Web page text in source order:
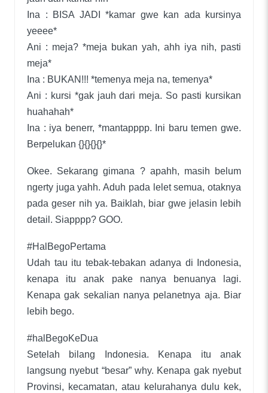
Ina : BISA JADI *kamar gwe kan ada kursinya
yeeee*
Ani : meja? *meja bukan yah, ahh iya nih, pasti
meja*
Ina : BUKAN!!! *temenya meja na, temenya*
Ani : kursi *gak jauh dari meja. So pasti kursikan
huahahah*
Ina : iya benerr, *mantapppp. Ini baru temen gwe.
Berpelukan {}{}{}{}*
Okee. Sekarang gimana ? apahh, masih belum
ngerty juga yahh. Aduh pada lelet semua, otaknya
pada geser nih ya. Baiklah, biar gwe jelasin lebih
detail. Siapppp? GOO.
#HalBegoPertama
Udah tau itu tebak-tebakan adanya di Indonesia,
kenapa itu anak pake nanya benuanya lagi.
Kenapa gak sekalian nanya pelanetnya aja. Biar
lebih bego.
#halBegoKeDua
Setelah bilang Indonesia. Kenapa itu anak
langsung nyebut “besar” why. Kenapa gak nyebut
Provinsi, kecamatan, atau kelurahanya dulu kek,